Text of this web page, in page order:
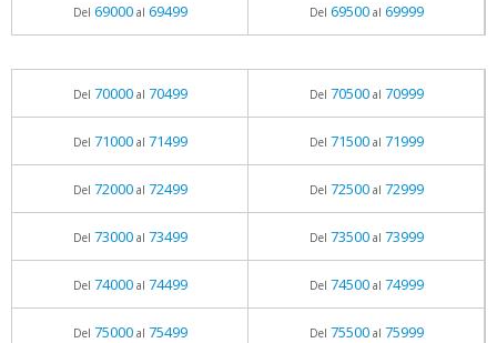
Del 69000al 69499 Del 69500al 69999
Del 70000al 70499 Del 70500al 70999
Del 71000al 71499 Del 71500al 71999
Del 72000al 72499 Del 72500al 72999
Del 73000al 73499 Del 73500al 73999
Del 74000al 74499 Del 74500al 74999
Del 75000al 75499 Del 75500al 75999